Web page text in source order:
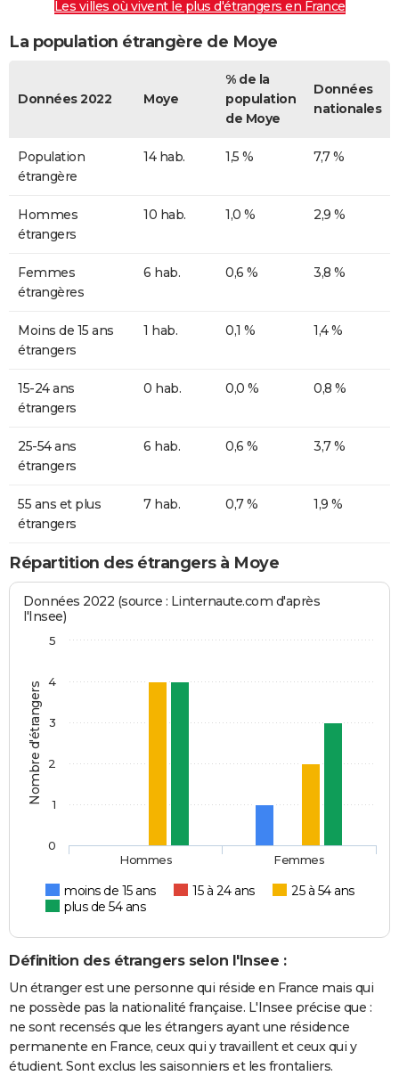
Les villes où vivent le plus d'étrangers en France
La population étrangère de Moye
Données 2022 Moye
% de la
population
de Moye
Données
nationales
Population
étrangère
14 hab. 1,5 % 7,7 %
Hommes
étrangers
10 hab. 1,0 % 2,9 %
Femmes
étrangères
6 hab. 0,6 % 3,8 %
Moins de 15 ans
étrangers
1 hab. 0,1 % 1,4 %
15-24 ans
étrangers
0 hab. 0,0 % 0,8 %
25-54 ans
étrangers
6 hab. 0,6 % 3,7 %
55 ans et plus
étrangers
7 hab. 0,7 % 1,9 %
Répartition des étrangers à Moye
Nombre d'étrangers
Données 2022 (source : Linternaute.com d'après
l'Insee)
moins de 15 ans 15 à 24 ans
25 à 54 ans
plus de 54 ans
Hommes Femmes
0
1
2
3
4
5
Définition des étrangers selon l'Insee :
Un étranger est une personne qui réside en France mais qui
ne possède pas la nationalité française. L'Insee précise que :
ne sont recensés que les étrangers ayant une résidence
permanente en France, ceux qui y travaillent et ceux qui y
étudient. Sont exclus les saisonniers et les frontaliers.